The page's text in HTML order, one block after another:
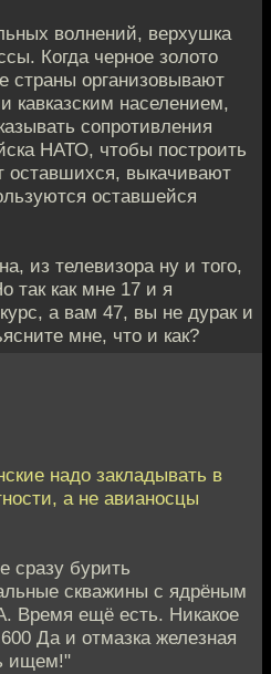
волнений, верхушка
Когда черное золото
страны организовывают
кавказским населением,
сопротивления
НАТО, чтобы построить
выкачивают
оставшейся
из телевизора ну и того,
так как мне 17 и я
а вам 47, вы не дурак и
мне, что и как?
надо закладывать в
а не авианосцы
сразу бурить
скважины с ядрёным
Время ещё есть. Никакое
Да и отмазка железная
ищем!"